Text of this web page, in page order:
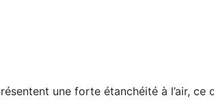
une forte étanchéité à l’air,